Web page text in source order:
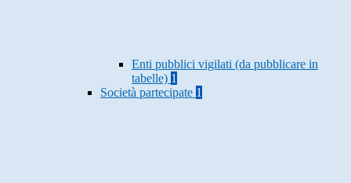
Enti pubblici vigilati (da pubblicare in
tabelle) 1
Società partecipate 1